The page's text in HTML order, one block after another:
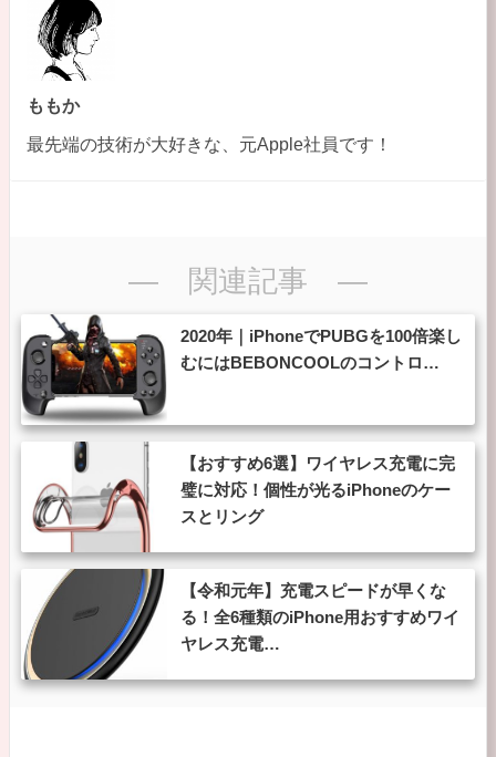
ももか
最先端の技術が大好きな、元Apple社員です！
― 関連記事 ―
2020年｜iPhoneでPUBGを100倍楽し
むにはBEBONCOOLのコントロ…
【おすすめ6選】ワイヤレス充電に完
璧に対応！個性が光るiPhoneのケー
スとリング
【令和元年】充電スピードが早くな
る！全6種類のiPhone用おすすめワイ
ヤレス充電…